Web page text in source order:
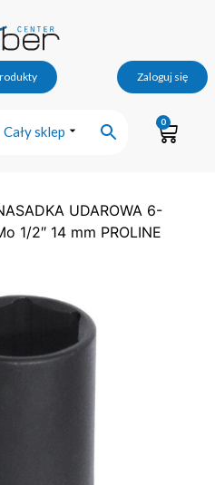
Zaloguj się
Cały sklep
0
UDAROWA 6-
1/2″ 14 mm PROLINE